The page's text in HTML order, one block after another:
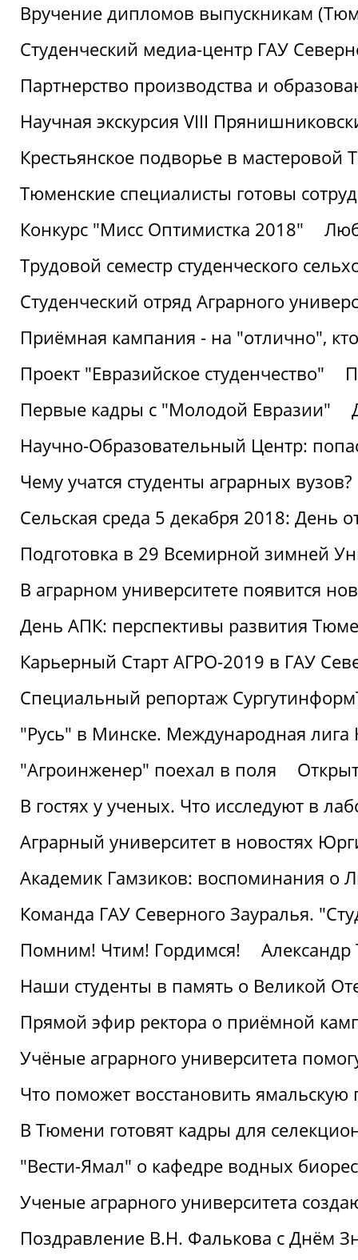
Вручение дипломов выпускникам
Студенческий медиа-центр ГАУ
Партнерство производства и
Научная экскурсия VIII
Крестьянское подворье в мастеровой
Тюменские специалисты готовы
Конкурс "Мисс Оптимистка 2018"
Трудовой семестр студенческого
Студенческий отряд Аграрного
Приёмная кампания - на "отлично",
Проект "Евразийское студенчество"
Первые кадры с "Молодой Евразии"
Научно-Образовательный Центр:
Чему учатся студенты аграрных вузов?
Сельская среда 5 декабря 2018: День
Подготовка в 29 Всемирной зимней
В аграрном университете появится
День АПК: перспективы развития
Карьерный Старт АГРО-2019 в ГАУ
Специальный репортаж
"Русь" в Минске. Международная
"Агроинженер" поехал в поля
В гостях у ученых. Что исследуют в
Аграрный университет в новостях
Академик Гамзиков: воспоминания о
Команда ГАУ Северного Зауралья.
Помним! Чтим! Гордимся!
Наши студенты в память о Великой
Прямой эфир ректора о приёмной
Учёные аграрного университета
Что поможет восстановить ямальскую
В Тюмени готовят кадры для
"Вести-Ямал" о кафедре водных
Ученые аграрного университета
Поздравление В.Н. Фалькова с Днём